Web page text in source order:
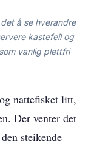
å se hverandre
kastefeil og
vanlig plettfri
nattefisket litt,
Der venter det
steikende